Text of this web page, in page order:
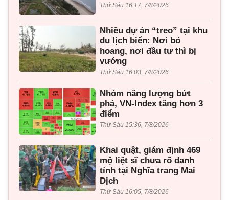
Thứ Sáu 16:17, 7/8/2026
Nhiều dự án “treo” tại khu
du lịch biển: Nơi bỏ
hoang, nơi đầu tư thì bị
vướng
Thứ Sáu 16:03, 7/8/2026
Nhóm năng lượng bứt
phá, VN-Index tăng hơn 3
điểm
Thứ Sáu 15:36, 7/8/2026
Khai quật, giám định 469
mộ liệt sĩ chưa rõ danh
tính tại Nghĩa trang Mai
Dịch
Thứ Sáu 16:05, 7/8/2026